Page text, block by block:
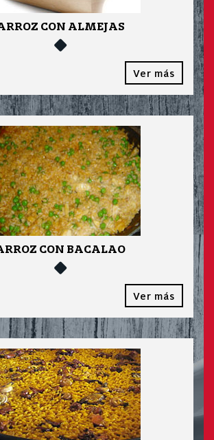
CON ALMEJAS
Ver más
CON BACALAO
Ver más